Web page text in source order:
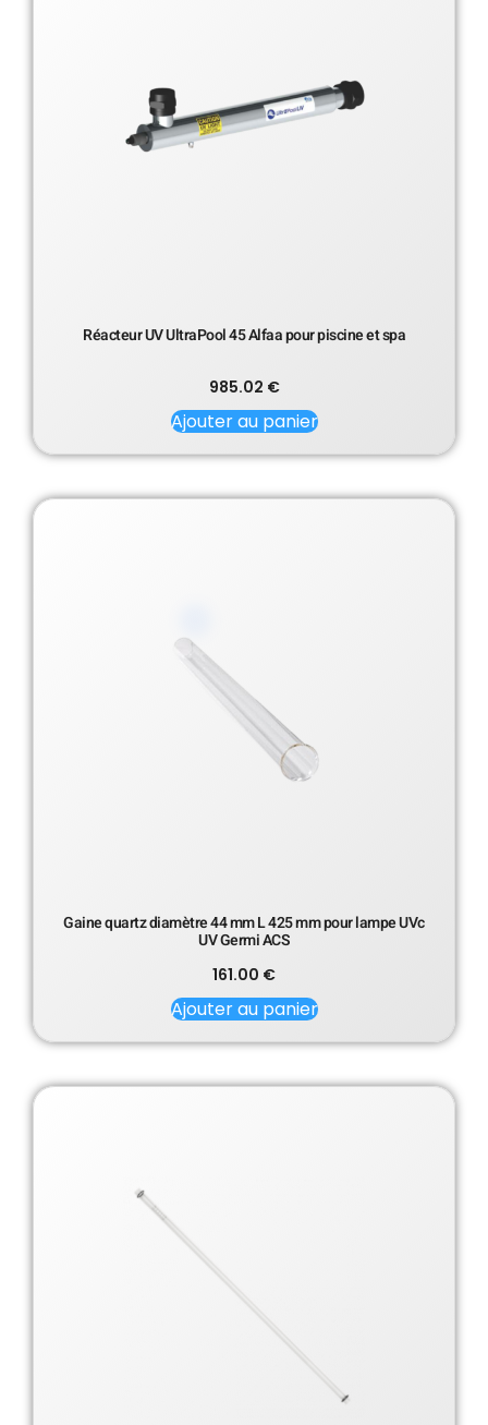
Réacteur UV UltraPool 45 Alfaa pour piscine et spa
985.02 €
Ajouter au panier
Gaine quartz diamètre 44 mm L 425 mm pour lampe UVc
UV Germi ACS
161.00 €
Ajouter au panier